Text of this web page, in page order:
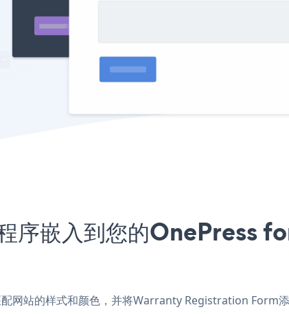
嵌入到您的OnePress
站的样式和颜色，并将Warranty Registration Form